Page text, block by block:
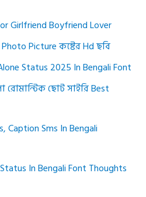
Girlfriend Boyfriend Lover
Picture কষ্টের Hd ছবি
Status 2025 In Bengali Font
রোমান্টিক ছোট সাইরি Best
Caption Sms In Bengali
In Bengali Font Thoughts